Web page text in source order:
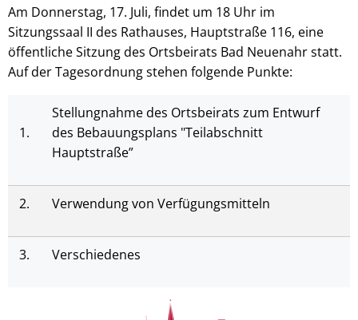
Am Donnerstag, 17. Juli, findet um 18 Uhr im
Sitzungssaal II des Rathauses, Hauptstraße 116, eine
öffentliche Sitzung des Ortsbeirats Bad Neuenahr statt.
Auf der Tagesordnung stehen folgende Punkte:
1.
Stellungnahme des Ortsbeirats zum Entwurf
des Bebauungsplans "Teilabschnitt
Hauptstraße”
2. Verwendung von Verfügungsmitteln
3. Verschiedenes